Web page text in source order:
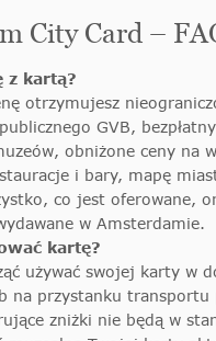
City Card –
z kartą?
otrzymujesz
GVB,
obniżone ceny na
i bary, mapę
co jest oferowane,
w Amsterdamie.
kartę?
używać swojej karty w
na przystanku transportu
zniżki nie będą w